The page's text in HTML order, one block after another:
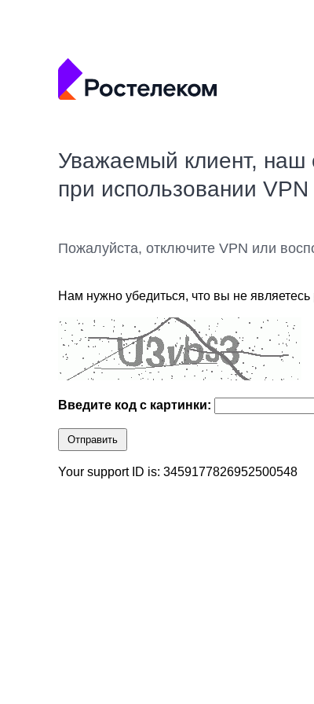
Уважаемый клиент, наш
при использовании
Пожалуйста, отключите VPN или
Нам нужно убедиться, что вы не являетесь
Введите код с картинки:
Отправить
Your support ID is: 3459177826952500548